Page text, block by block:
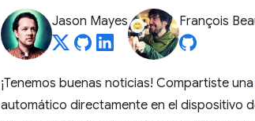
Jason Mayes François
¡Tenemos buenas noticias! Compartiste una
automático directamente en el dispositivo